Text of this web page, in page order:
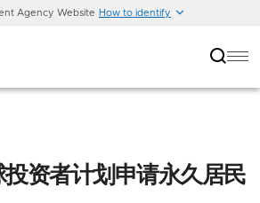
Agency Website How to identify
资者计划申请永久居民